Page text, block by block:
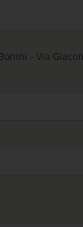
- Via